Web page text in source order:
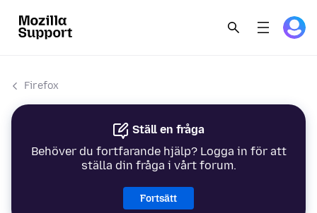
Firefox
Ställ en fråga
Behöver du fortfarande hjälp? Logga in för att
ställa din fråga i vårt forum.
Fortsätt